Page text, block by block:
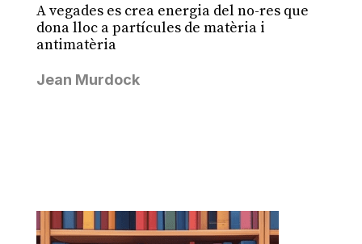
A vegades es crea energia del no-res que
dona lloc a partícules de matèria i
antimatèria
Jean Murdock